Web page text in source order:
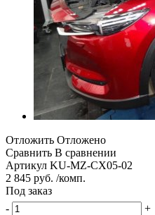
Отложить Отложено
Сравнить В сравнении
Артикул KU-MZ-CX05-02
2 845 руб. /комп.
Под заказ
-
+